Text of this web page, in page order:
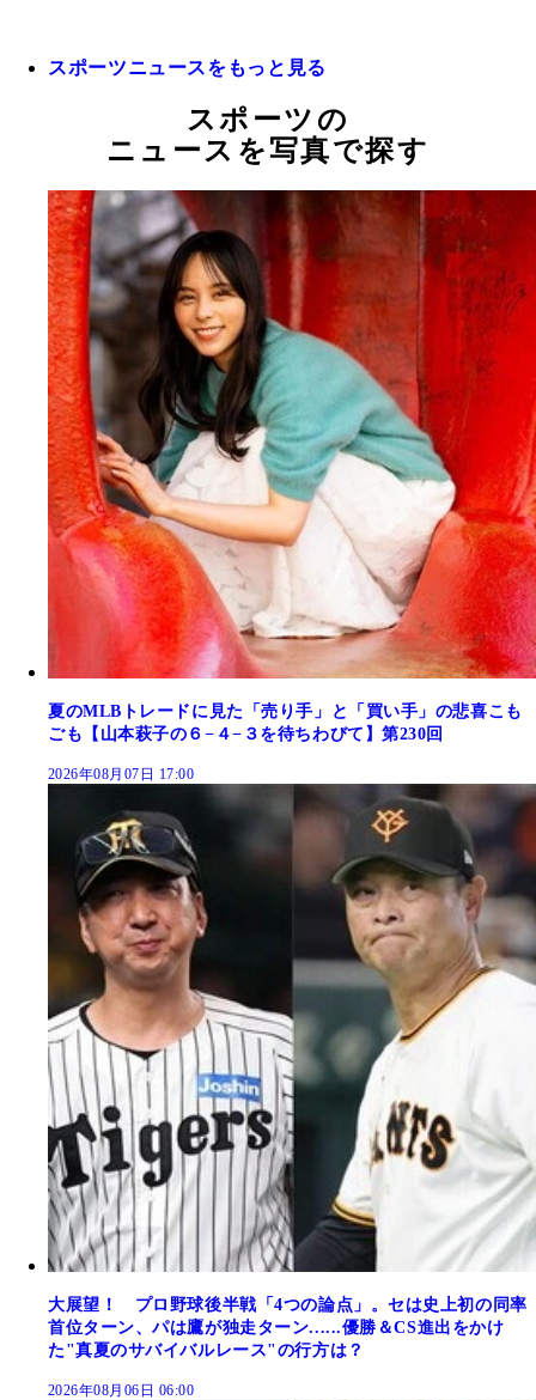
スポーツニュースをもっと見る
スポーツの
ニュースを写真で探す
夏のMLBトレードに見た「売り手」と「買い手」の悲喜こも
ごも【山本萩子の６−４−３を待ちわびて】第230回
2026年08月07日 17:00
大展望！ プロ野球後半戦「4つの論点」。セは史上初の同率
首位ターン、パは鷹が独走ターン......優勝＆CS進出をかけ
た"真夏のサバイバルレース"の行方は？
2026年08月06日 06:00